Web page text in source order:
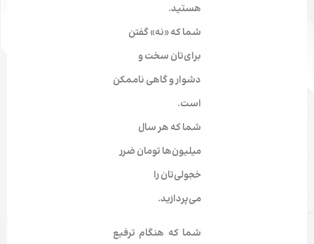
هستید.
شما که «نه» گفتن
برای‌تان سخت و
دشوار و گاهی ناممکن
است.
شما که هر سال
میلیون‌ها تومان ضرر
خجولی‌تان را
می‌پردازید.
شما که هنگام ترفیع